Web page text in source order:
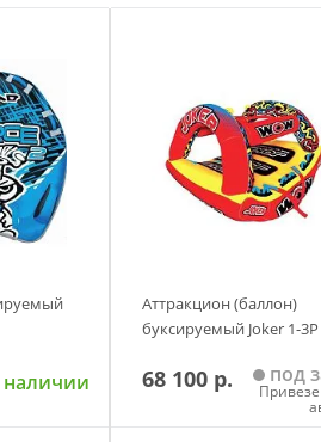
наличии
Аттракцион (баллон)
буксируемый Joker 1-3P
68 100 р. под